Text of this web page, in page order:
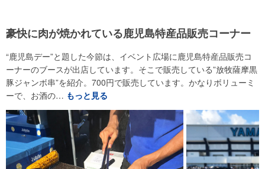
豪快に肉が焼かれている鹿児島特産品販売コーナー
“鹿児島デー”と題した今節は、イベント広場に鹿児島特産品販売コ
ーナーのブースが出店しています。そこで販売している”放牧薩摩黒
豚ジャンボ串”を紹介。700円で販売しています。かなりボリューミ
ーで、お酒の… もっと見る